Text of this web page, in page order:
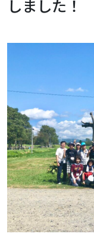
しました！